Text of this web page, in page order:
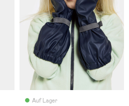
Auf Lager